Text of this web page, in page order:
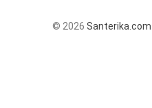
© 2026 Santerika.com